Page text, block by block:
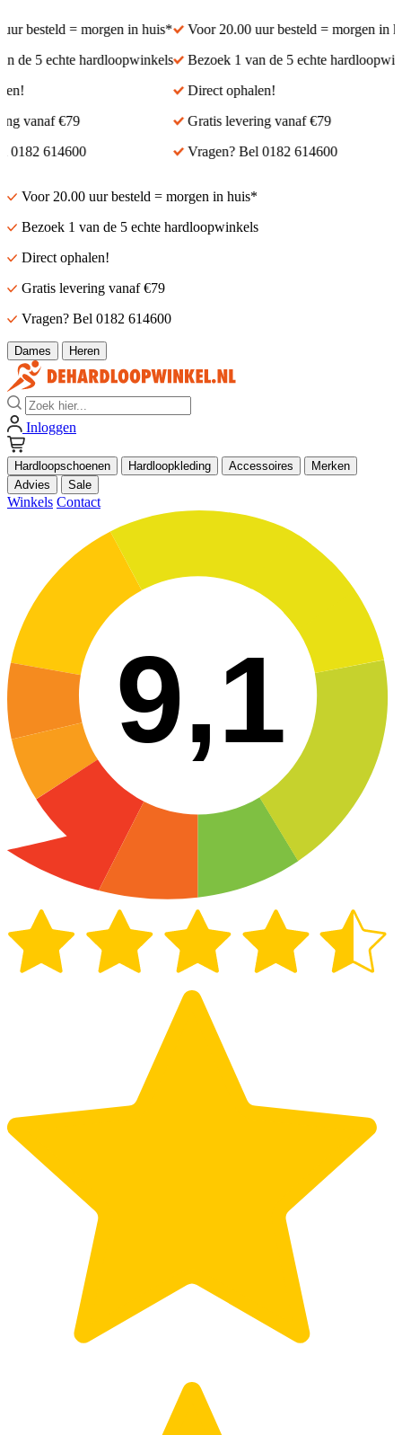
besteld = morgen in huis*
5 echte hardloopwinkels
vanaf €79
614600
Voor 20.00 uur besteld = morgen in
Bezoek 1 van de 5 echte
Direct ophalen!
Gratis levering vanaf €79
Vragen? Bel 0182 614600
Voor 20.00 uur besteld = morgen in huis*
Bezoek 1 van de 5 echte hardloopwinkels
Direct ophalen!
Gratis levering vanaf €79
Vragen? Bel 0182 614600
Dames Heren
Zoek
Inloggen
Hardloopschoenen Hardloopkleding Accessoires
Merken
Advies
Sale
Winkels Contact
9,1